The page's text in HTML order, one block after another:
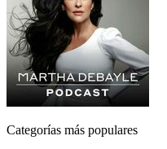
Categorías más populares